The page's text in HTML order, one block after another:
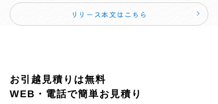
リリース本文はこちら
お引越見積りは無料
WEB・電話で簡単お見積り